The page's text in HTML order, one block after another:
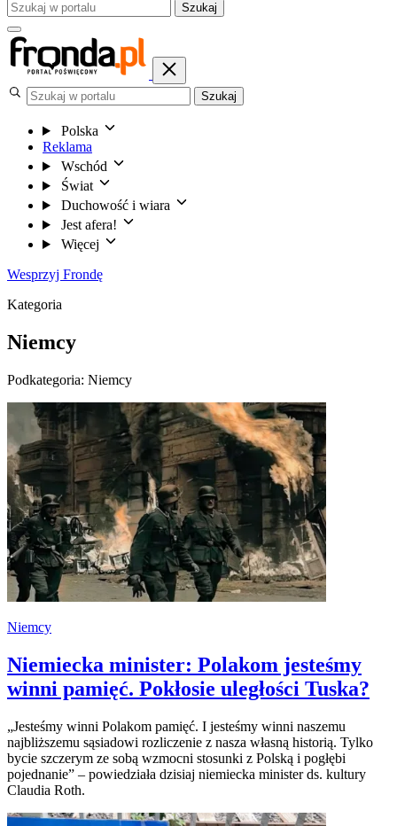
Szukaj
Szukaj
Polska
Reklama
Wschód
Świat
Duchowość i wiara
Jest afera!
Więcej
Wesprzyj Frondę
Kategoria
Niemcy
Podkategoria: Niemcy
Niemcy
Niemiecka minister: Polakom jesteśmy
winni pamięć. Pokłosie uległości Tuska?
„Jesteśmy winni Polakom pamięć. I jesteśmy winni naszemu
najbliższemu sąsiadowi rozliczenie z nasza własną historią. Tylko
bycie szczerym ze sobą wzmocni stosunki z Polską i pogłębi
pojednanie” – powiedziała dzisiaj niemiecka minister ds. kultury
Claudia Roth.